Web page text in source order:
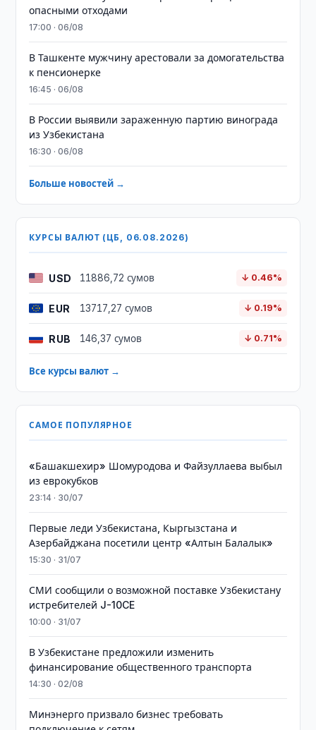
опасными отходами
17:00 · 06/08
В Ташкенте мужчину арестовали за домогательства
к пенсионерке
16:45 · 06/08
В России выявили зараженную партию винограда
из Узбекистана
16:30 · 06/08
Больше новостей →
КУРСЫ ВАЛЮТ (ЦБ, 06.08.2026)
USD 11886,72 сумов ↓ 0.46%
EUR 13717,27 сумов ↓ 0.19%
RUB 146,37 сумов ↓ 0.71%
Все курсы валют →
САМОЕ ПОПУЛЯРНОЕ
«Башакшехир» Шомуродова и Файзуллаева выбыл
из еврокубков
23:14 · 30/07
Первые леди Узбекистана, Кыргызстана и
Азербайджана посетили центр «Алтын Балалык»
15:30 · 31/07
СМИ сообщили о возможной поставке Узбекистану
истребителей J-10CE
10:00 · 31/07
В Узбекистане предложили изменить
финансирование общественного транспорта
14:30 · 02/08
Минэнерго призвало бизнес требовать